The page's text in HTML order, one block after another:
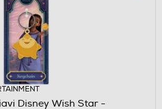
Disney Wish Star -